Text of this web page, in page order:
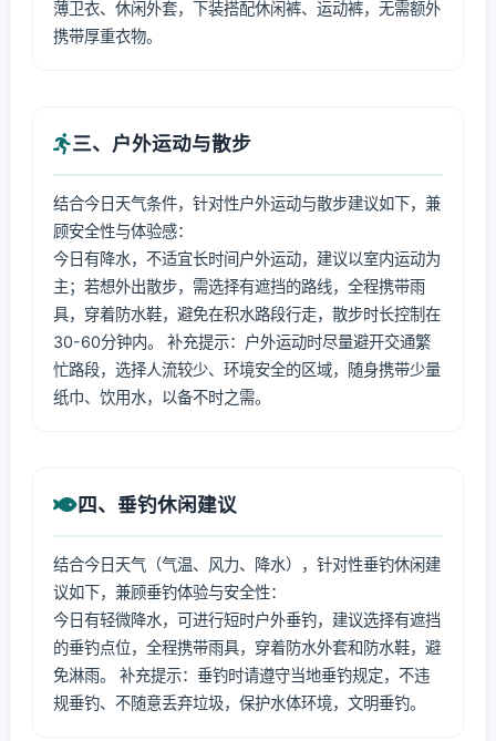
薄卫衣、休闲外套，下装搭配休闲裤、运动裤，无需额外
携带厚重衣物。
三、户外运动与散步
结合今日天气条件，针对性户外运动与散步建议如下，兼
顾安全性与体验感：
今日有降水，不适宜长时间户外运动，建议以室内运动为
主；若想外出散步，需选择有遮挡的路线，全程携带雨
具，穿着防水鞋，避免在积水路段行走，散步时长控制在
30-60分钟内。 补充提示：户外运动时尽量避开交通繁
忙路段，选择人流较少、环境安全的区域，随身携带少量
纸巾、饮用水，以备不时之需。
四、垂钓休闲建议
结合今日天气（气温、风力、降水），针对性垂钓休闲建
议如下，兼顾垂钓体验与安全性：
今日有轻微降水，可进行短时户外垂钓，建议选择有遮挡
的垂钓点位，全程携带雨具，穿着防水外套和防水鞋，避
免淋雨。 补充提示：垂钓时请遵守当地垂钓规定，不违
规垂钓、不随意丢弃垃圾，保护水体环境，文明垂钓。